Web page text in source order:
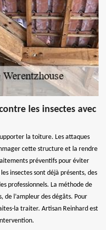
les insectes avec
la toiture. Les attaques
cette structure et la rendre
préventifs pour éviter
insectes sont déjà présents, des
professionnels. La méthode de
de l’ampleur des dégâts. Pour
la traiter. Artisan Reinhard est